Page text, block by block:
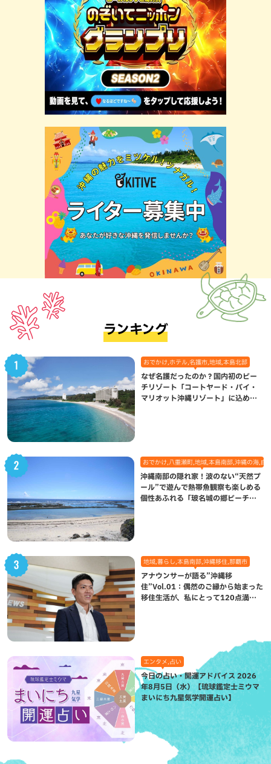
ランキング
おでかけ,ホテル,名護市,地域,本島北部
なぜ名護だったのか？国内初のビー
チリゾート「コートヤード・バイ・
マリオット沖縄リゾート」に込めら
おでかけ,八重瀬町,地域,本島南部,沖縄の海,自
沖縄南部の隠れ家！波のない“天然プ
ール”で遊んで熱帯魚観察も楽しめる
個性あふれる「玻名城の郷ビーチ」
地域,暮らし,本島南部,沖縄移住,那覇市
アナウンサーが語る”沖縄移
住”Vol.01：偶然のご縁から始まった
移住生活が、私にとって120点満点
エンタメ,占い
今日の占い・開運アドバイス 2026
年8月5日（水）【琉球鑑定士ミウマ
まいにち九星気学開運占い】